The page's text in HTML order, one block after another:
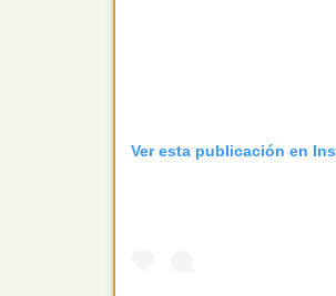
Ver esta publicación en